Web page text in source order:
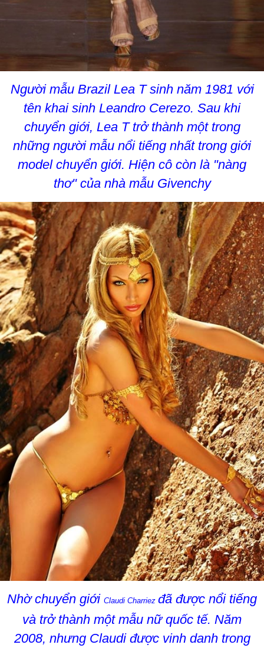
Người mẫu Brazil Lea T sinh năm 1981 với
tên khai sinh Leandro Cerezo. Sau khi
chuyển giới, Lea T trở thành một trong
những người mẫu nổi tiếng nhất trong giới
model chuyển giới. Hiện cô còn là "nàng
thơ" của nhà mẫu Givenchy
Nhờ chuyển giới Claudi Charriez đã được nổi tiếng
và trở thành một mẫu nữ quốc tế. Năm
2008, nhưng Claudi được vinh danh trong